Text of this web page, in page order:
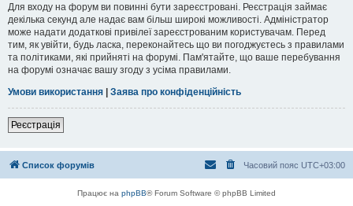
Для входу на форум ви повинні бути зареєстровані. Реєстрація займає
декілька секунд але надає вам більш широкі можливості. Адміністратор
може надати додаткові привілеї зареєстрованим користувачам. Перед
тим, як увійти, будь ласка, переконайтесь що ви погоджуєтесь з правилами
та політиками, які прийняті на форумі. Пам'ятайте, що ваше перебування
на форумі означає вашу згоду з усіма правилами.
Умови використання | Заява про конфіденційність
Реєстрація
Список форумів Часовий пояс UTC+03:00
Працює на phpBB® Forum Software © phpBB Limited